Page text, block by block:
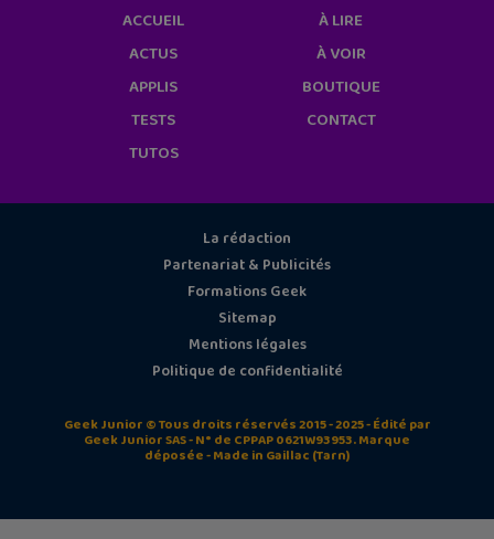
ACCUEIL
ACTUS
APPLIS
TESTS
TUTOS
À LIRE
À VOIR
BOUTIQUE
CONTACT
La rédaction
Partenariat & Publicités
Formations Geek
Sitemap
Mentions légales
Politique de confidentialité
Geek Junior © Tous droits réservés 2015 - 2025 - Édité par
Geek Junior SAS - N° de CPPAP 0621W93953. Marque
déposée - Made in Gaillac (Tarn)